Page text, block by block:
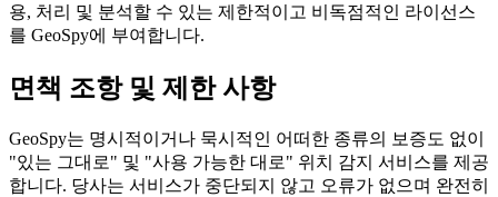
용, 처리 및 분석할 수 있는 제한적이고 비독점적인 라이선스
를 GeoSpy에 부여합니다.
면책 조항 및 제한 사항
GeoSpy는 명시적이거나 묵시적인 어떠한 종류의 보증도 없이
"있는 그대로" 및 "사용 가능한 대로" 위치 감지 서비스를 제공
합니다. 당사는 서비스가 중단되지 않고 오류가 없으며 완전히